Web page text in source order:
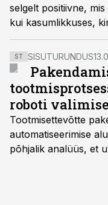
selgelt positiivne,
kui kasumlikkuses,
vandeaudiitor Siim
Infopanga
ST SISUTURUNDUS
roboti
Tootmisettevõtte
automatiseerimise
põhjalik analüüs, et